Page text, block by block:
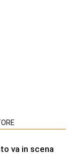
va in scena